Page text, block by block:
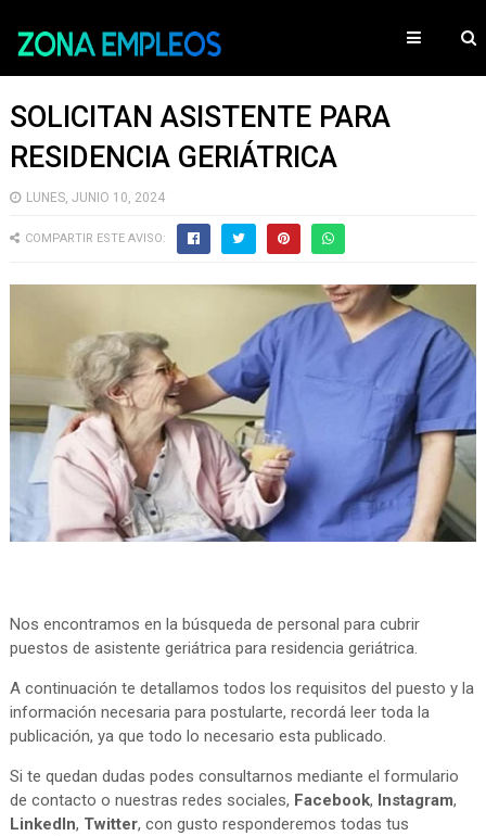
SOLICITAN ASISTENTE PARA
RESIDENCIA GERIÁTRICA
LUNES, JUNIO 10, 2024
COMPARTIR ESTE AVISO:
Nos encontramos en la búsqueda de personal para cubrir
puestos de asistente geriátrica para residencia geriátrica.
A continuación te detallamos todos los requisitos del puesto y la
información necesaria para postularte, recordá leer toda la
publicación, ya que todo lo necesario esta publicado.
Si te quedan dudas podes consultarnos mediante el formulario
de contacto o nuestras redes sociales, Facebook, Instagram,
LinkedIn, Twitter, con gusto responderemos todas tus